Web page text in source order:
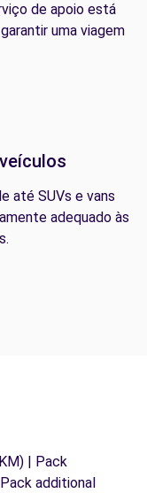
de apoio está
uma viagem
até SUVs e vans
adequado às
| Pack
additional